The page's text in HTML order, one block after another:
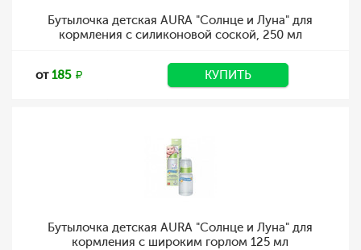
Бутылочка детская AURA "Солнце и Луна" для
кормления с силиконовой соской, 250 мл
от185 КУПИТЬ
Бутылочка детская AURA "Солнце и Луна" для
кормления с широким горлом 125 мл